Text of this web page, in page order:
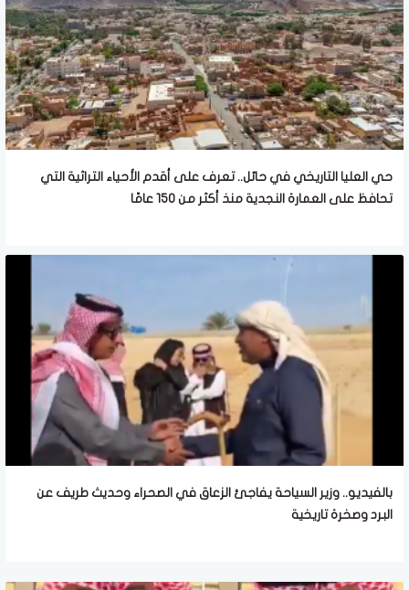
حي العليا التاريخي في حائل.. تعرف على أقدم الأحياء التراثية التي
تحافظ على العمارة النجدية منذ أكثر من 150 عامًا
بالفيديو.. وزير السياحة يفاجئ الزعاق في الصحراء وحديث طريف عن
البرد وصخرة تاريخية